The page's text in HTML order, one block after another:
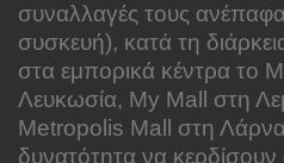
συναλλαγές τους
συσκευή), κατά τη
στα εμπορικά κέντρα το
Λευκωσία, My Mall στη
Metropolis Mall στη
δυνατότητα να